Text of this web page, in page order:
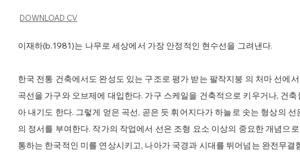
DOWNLOAD CV
이재하(b.1981)는 나무로 세상에서 가장 안정적인 현수선을 그려낸다.
한국 전통 건축에서도 완성도 있는 구조로 평가 받는 팔작지붕 의 처마 선에
곡선을 가구와 오브제에 대입한다. 가구 스케일을 건축적으로 키우거나, 건
아 내기도 한다. 그렇게 얻은 곡선, 곧은 듯 휘어지다가 하늘로 솟는 형상의
의 정서를 부여한다. 작가의 작업에서 선은 조형 요소 이상의 중요한 개념으
통하는 한국적인 미를 연상시키고, 나아가 국경과 시대를 뛰어넘는 완전무결